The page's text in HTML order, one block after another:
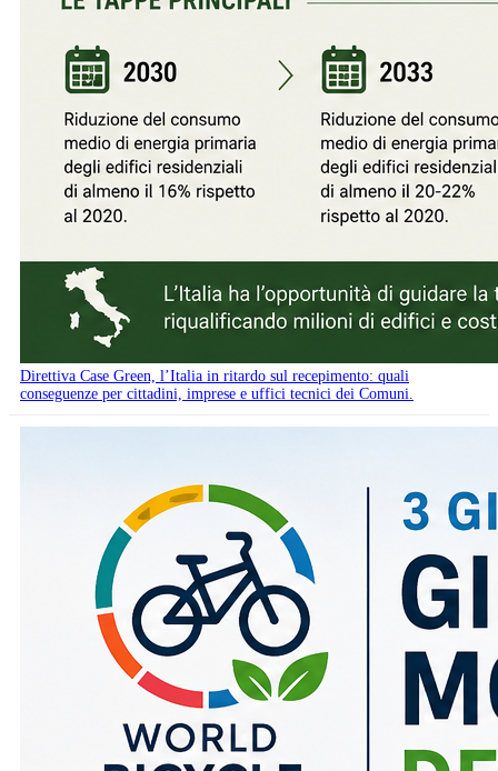
Direttiva Case Green, l’Italia in ritardo sul recepimento: quali
conseguenze per cittadini, imprese e uffici tecnici dei Comuni.